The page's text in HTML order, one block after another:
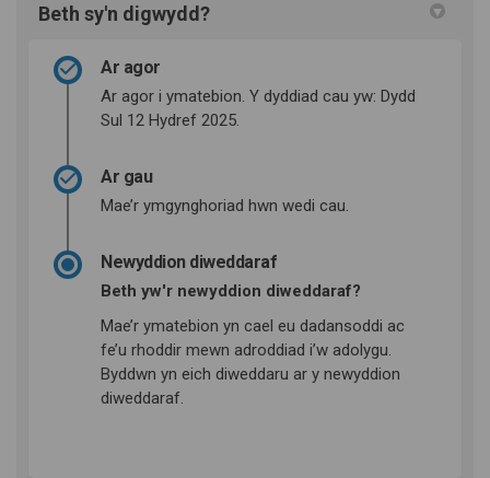
Beth sy'n digwydd?
Ar agor
Ar agor i ymatebion. Y dyddiad cau yw: Dydd
Sul 12 Hydref 2025.
Ar gau
Mae’r ymgynghoriad hwn wedi cau.
Newyddion diweddaraf
Beth yw'r newyddion diweddaraf?
Mae’r ymatebion yn cael eu dadansoddi ac
fe’u rhoddir mewn adroddiad i’w adolygu.
Byddwn yn eich diweddaru ar y newyddion
diweddaraf.